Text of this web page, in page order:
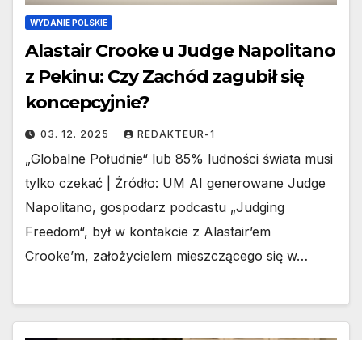
WYDANIE POLSKIE
Alastair Crooke u Judge Napolitano
z Pekinu: Czy Zachód zagubił się
koncepcyjnie?
03. 12. 2025 REDAKTEUR-1
„Globalne Południe“ lub 85% ludności świata musi
tylko czekać | Źródło: UM AI generowane Judge
Napolitano, gospodarz podcastu „Judging
Freedom“, był w kontakcie z Alastair’em
Crooke’m, założycielem mieszczącego się w…